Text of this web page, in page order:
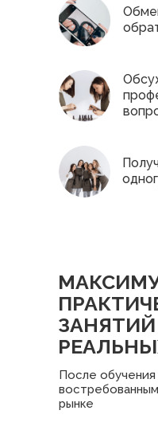
После
рынке